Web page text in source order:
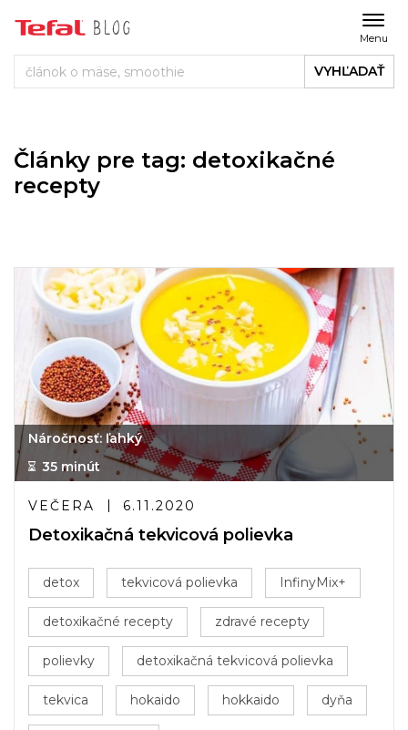
Menu
VYHĽADAŤ
Články pre tag: detoxikačné
recepty
Náročnosť: ľahký
35 minút
VEČERA 6.11.2020
Detoxikačná tekvicová polievka
detox tekvicová polievka InfinyMix+
detoxikačné recepty zdravé recepty
polievky detoxikačná tekvicová polievka
tekvica hokaido hokkaido dyňa